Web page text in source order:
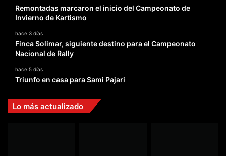
Remontadas marcaron el inicio del Campeonato de
Invierno de Kartismo
hace 3 días
Finca Solimar, siguiente destino para el Campeonato
Nacional de Rally
hace 5 días
Triunfo en casa para Sami Pajari
Lo más actualizado